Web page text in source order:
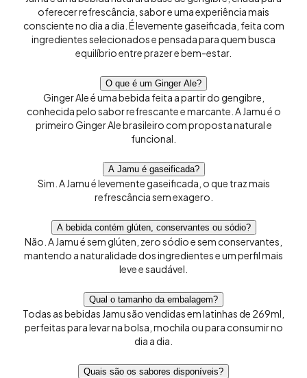
oferecer refrescância, sabor e uma experiência mais
consciente no dia a dia. É levemente gaseificada, feita com
ingredientes selecionados e pensada para quem busca
equilíbrio entre prazer e bem-estar.
O que é um Ginger Ale?
Ginger Ale é uma bebida feita a partir do gengibre,
conhecida pelo sabor refrescante e marcante. A Jamu é o
primeiro Ginger Ale brasileiro com proposta natural e
funcional.
A Jamu é gaseificada?
Sim. A Jamu é levemente gaseificada, o que traz mais
refrescância sem exagero.
A bebida contém glúten, conservantes ou sódio?
Não. A Jamu é sem glúten, zero sódio e sem conservantes,
mantendo a naturalidade dos ingredientes e um perfil mais
leve e saudável.
Qual o tamanho da embalagem?
Todas as bebidas Jamu são vendidas em latinhas de 269ml,
perfeitas para levar na bolsa, mochila ou para consumir no
dia a dia.
Quais são os sabores disponíveis?